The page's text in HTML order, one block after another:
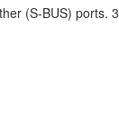
(S-BUS) ports.